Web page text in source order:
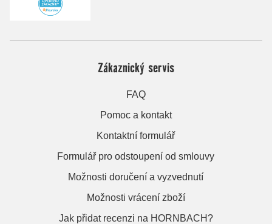
Zákaznický servis
FAQ
Pomoc a kontakt
Kontaktní formulář
Formulář pro odstoupení od smlouvy
Možnosti doručení a vyzvednutí
Možnosti vrácení zboží
Jak přidat recenzi na HORNBACH?